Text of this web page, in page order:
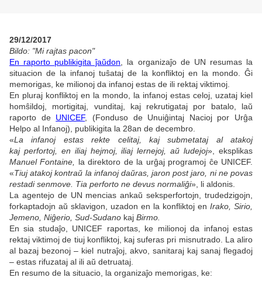
29/12/2017
Bildo: "Mi rajtas pacon"
En raporto publikigita ĵaŭdon , la organizaĵo de UN resumas la
situacion de la infanoj tuŝataj de la konfliktoj en la mondo. Ĝi
memorigas, ke milionoj da infanoj estas de ili rektaj viktimoj.
En pluraj konfliktoj en la mondo, la infanoj estas celoj, uzataj kiel
homŝildoj, mortigitaj, vunditaj, kaj rekrutigataj por batalo, laŭ
raporto de UNICEF, (Fonduso de Unuiĝintaj Nacioj por Urĝa
Helpo al Infanoj), publikigita la 28an de decembro.
«La infanoj estas rekte celitaj, kaj submetataj al atakoj
kaj perfortoj, en iliaj hejmoj, iliaj lernejoj, aŭ ludejoj», eksplikas
Manuel Fontaine,
la direktoro de la urĝaj programoj ĉe UNICEF.
«Tiuj atakoj kontraŭ la infanoj daŭras, jaron post jaro, ni ne povas
restadi senmove. Tia perforto ne devus normaliĝi», li aldonis.
La agentejo de UN mencias ankaŭ seksperfortojn, trudedzigojn,
forkaptadojn aŭ sklavigon, uzadon en la konfliktoj en Irako, Sirio,
Jemeno, Niĝerio, Sud-Sudano kaj Birmo.
En sia studaĵo, UNICEF raportas, ke milionoj da infanoj estas
rektaj viktimoj de tiuj konfliktoj, kaj suferas pri misnutrado. La aliro
al bazaj bezonoj – kiel nutraĵoj, akvo, sanitaraj kaj sanaj flegadoj
– estas rifuzataj al ili aŭ detruataj.
En resumo de la situacio, la organizaĵo memorigas, ke: